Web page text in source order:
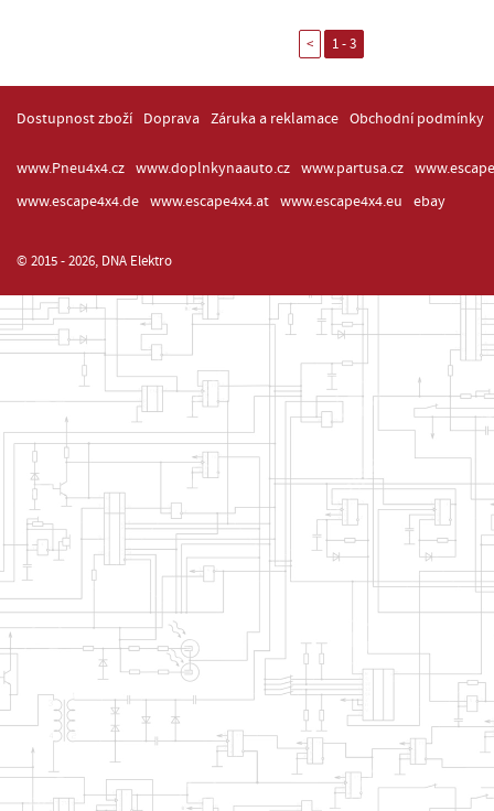
< 1 - 3
Dostupnost zboží Doprava Záruka a reklamace Obchodní podmínky
www.Pneu4x4.cz www.doplnkynaauto.cz www.partusa.cz
www.escape4x4.de
www.escape4x4.at www.escape4x4.eu ebay
© 2015 - 2026, DNA Elektro